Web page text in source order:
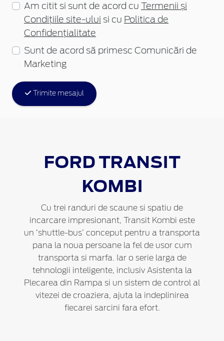
Am citit si sunt de acord cu
Termenii și
Condițiile site-ului si cu Politica de
Confidențialitate
Sunt de acord să primesc Comunicări de
Marketing
Trimite mesajul
FORD TRANSIT
KOMBI
Cu trei randuri de scaune si spatiu de
incarcare impresionant, Transit Kombi este
un ‘shuttle-bus’ conceput pentru a transporta
pana la noua persoane la fel de usor cum
transporta si marfa. Iar o serie larga de
tehnologii inteligente, inclusiv Asistenta la
Plecarea din Rampa si un sistem de control al
vitezei de croaziera, ajuta la indeplinirea
fiecarei sarcini fara efort.